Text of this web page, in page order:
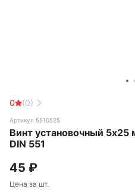
0 (0)
Артикул 5510525
Винт установочный 5х25
DIN 551
45 ₽
Цена за шт.